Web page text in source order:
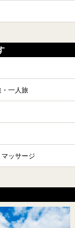
一人旅
ッサージ